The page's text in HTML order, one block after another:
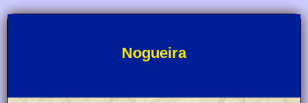
Nogueira